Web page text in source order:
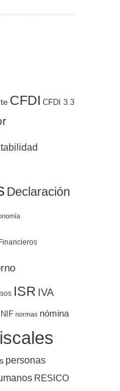
CFDI CFDI 3.3
Declaración
ISR IVA
NIF normas nómina
personas
RESICO